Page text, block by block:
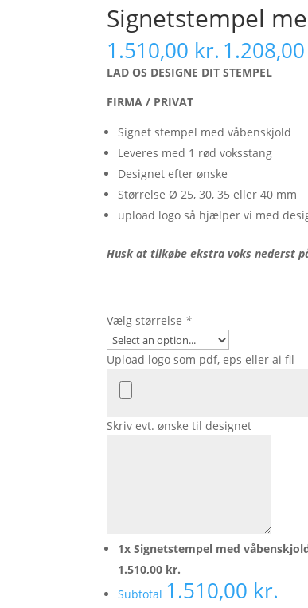
Signetstempel
1.510,00 kr. 1.208,00
LAD OS DESIGNE DIT STEMPEL
FIRMA / PRIVAT
Signet stempel med våbenskjold
Leveres med 1 rød voksstang
Designet efter ønske
Størrelse Ø 25, 30, 35 eller 40 mm
upload logo så hjælper vi med
Husk at tilkøbe ekstra voks nederst
Vælg størrelse *
Upload logo som pdf, eps eller ai fil
Skriv evt. ønske til designet
1xSignetstempel med
1.510,00 kr.
Subtotal 1.510,00 kr.